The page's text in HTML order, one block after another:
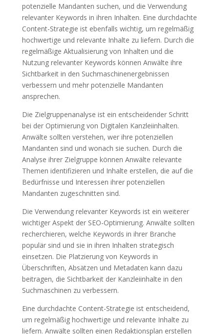
potenzielle Mandanten suchen, und die Verwendung
relevanter Keywords in ihren Inhalten. Eine durchdachte
Content-Strategie ist ebenfalls wichtig, um regelmäßig
hochwertige und relevante Inhalte zu liefern. Durch die
regelmäßige Aktualisierung von Inhalten und die
Nutzung relevanter Keywords können Anwälte ihre
Sichtbarkeit in den Suchmaschinenergebnissen
verbessern und mehr potenzielle Mandanten
ansprechen.
Die Zielgruppenanalyse ist ein entscheidender Schritt
bei der Optimierung von Digitalen Kanzleiinhalten.
Anwälte sollten verstehen, wer ihre potenziellen
Mandanten sind und wonach sie suchen. Durch die
Analyse ihrer Zielgruppe können Anwälte relevante
Themen identifizieren und Inhalte erstellen, die auf die
Bedürfnisse und Interessen ihrer potenziellen
Mandanten zugeschnitten sind.
Die Verwendung relevanter Keywords ist ein weiterer
wichtiger Aspekt der SEO-Optimierung. Anwälte sollten
recherchieren, welche Keywords in ihrer Branche
populär sind und sie in ihren Inhalten strategisch
einsetzen. Die Platzierung von Keywords in
Überschriften, Absätzen und Metadaten kann dazu
beitragen, die Sichtbarkeit der Kanzleiinhalte in den
Suchmaschinen zu verbessern.
Eine durchdachte Content-Strategie ist entscheidend,
um regelmäßig hochwertige und relevante Inhalte zu
liefern. Anwälte sollten einen Redaktionsplan erstellen